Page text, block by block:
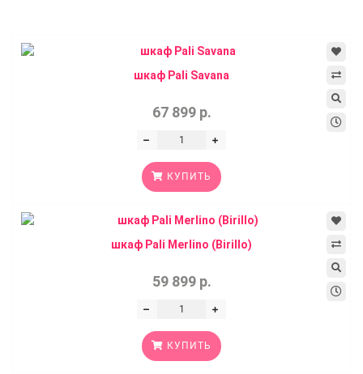
шкаф Pali Savana
67 899 р.
КУПИТЬ
шкаф Pali Merlino (Birillo)
59 899 р.
КУПИТЬ